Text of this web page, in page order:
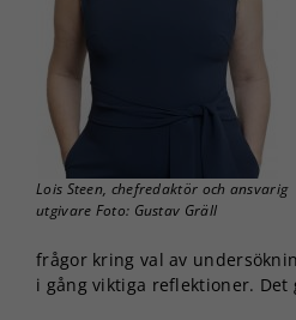
Lois Steen, chefredaktör och ansvarig
utgivare Foto: Gustav Gräll
frågor kring val av
i gång viktiga reflektioner. Det